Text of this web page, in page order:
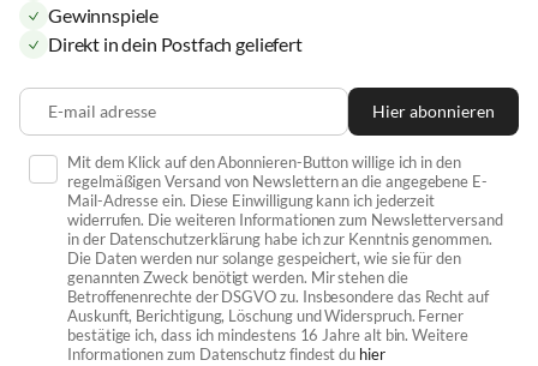
Gewinnspiele
Direkt in dein Postfach geliefert
E-mail adresse Hier abonnieren
Mit dem Klick auf den Abonnieren-Button willige ich in den
regelmäßigen Versand von Newslettern an die angegebene E-
Mail-Adresse ein. Diese Einwilligung kann ich jederzeit
widerrufen. Die weiteren Informationen zum Newsletterversand
in der Datenschutzerklärung habe ich zur Kenntnis genommen.
Die Daten werden nur solange gespeichert, wie sie für den
genannten Zweck benötigt werden. Mir stehen die
Betroffenenrechte der DSGVO zu. Insbesondere das Recht auf
Auskunft, Berichtigung, Löschung und Widerspruch. Ferner
bestätige ich, dass ich mindestens 16 Jahre alt bin. Weitere
Informationen zum Datenschutz findest du hier